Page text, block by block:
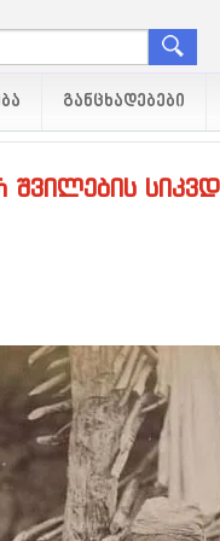
ᲒᲐᲜᲪᲮᲐᲓᲔᲑᲔᲑᲘ
შვილების